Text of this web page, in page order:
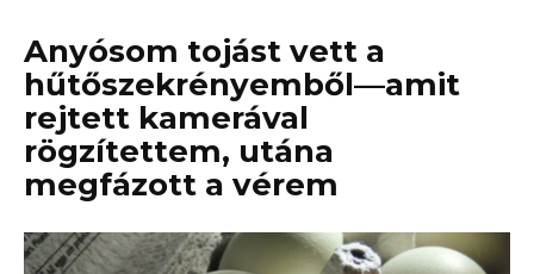
Anyósom tojást vett a
hűtőszekrényemből—amit
rejtett kamerával
rögzítettem, utána
megfázott a vérem